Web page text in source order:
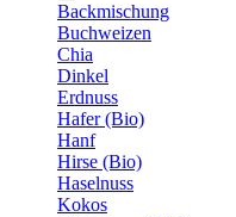
Backmischung
Buchweizen
Chia
Dinkel
Erdnuss
Hafer (Bio)
Hanf
Hirse (Bio)
Haselnuss
Kokos